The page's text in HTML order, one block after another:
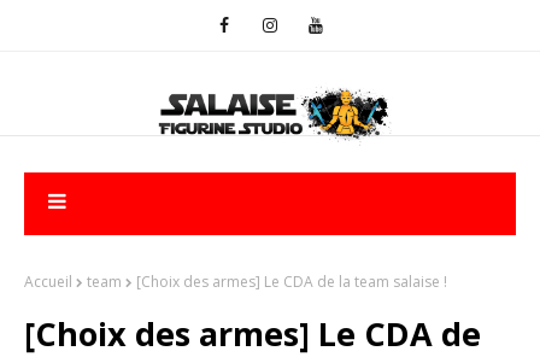
Accueil team [Choix des armes] Le CDA de la team salaise !
[Choix des armes] Le CDA de